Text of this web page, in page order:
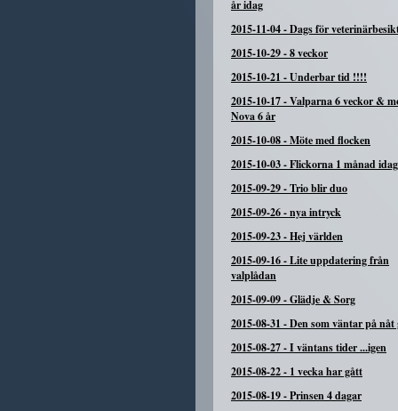
år idag
2015-11-04-Dags för
2015-10-29-8 veckor
2015-10-21 -Underbar tid !!!!
2015-10-17-Valparna 6 veckor &
Nova 6 år
2015-10-08-Möte med flocken
2015-10-03-Flickorna 1 månad idag
2015-09-29-Trio blir duo
2015-09-26-nya intryck
2015-09-23-Hej världen
2015-09-16-Lite uppdatering från
valplådan
2015-09-09-Glädje & Sorg
2015-08-31 -Den som väntar på nåt
2015-08-27-I väntans tider ...igen
2015-08-22- 1 vecka har gått
2015-08-19-Prinsen 4 dagar